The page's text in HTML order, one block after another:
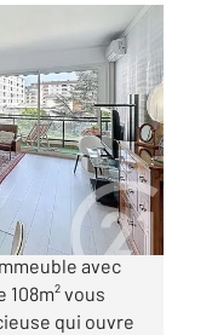
RENOVE
avec
vous
qui ouvre